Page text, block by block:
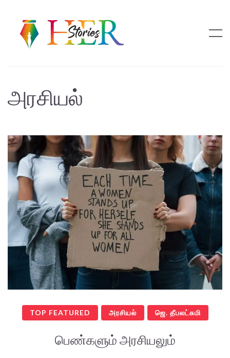
அரசியல்
TOP FEATURED அரசியல் ஜெ. தீபலட்சுமி
பெண்களும் அரசியலும்